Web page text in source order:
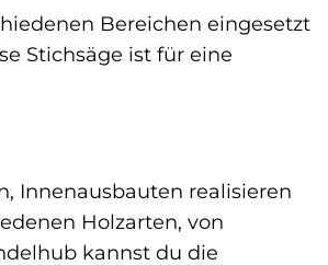
Bereichen eingesetzt
Stichsäge ist für eine
Innenausbauten realisieren
Holzarten, von
kannst du die